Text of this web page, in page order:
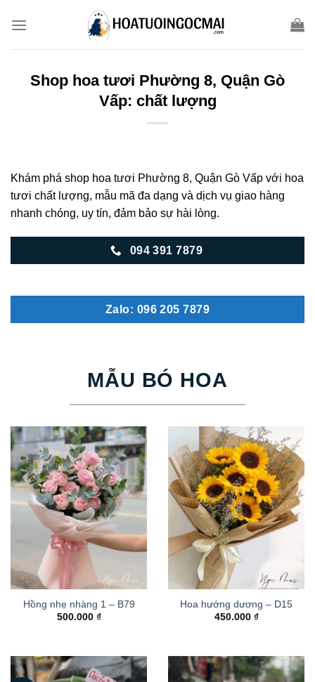
Shop hoa tươi Phường 8, Quận Gò
Vấp: chất lượng
Khám phá shop hoa tươi Phường 8, Quận Gò Vấp với hoa
tươi chất lượng, mẫu mã đa dạng và dịch vụ giao hàng
nhanh chóng, uy tín, đảm bảo sự hài lòng.
094 391 7879
Zalo: 096 205 7879
MẪU BÓ HOA
Hồng nhẹ nhàng 1 – B79
500.000 ₫
Hoa hướng dương – D15
450.000 ₫